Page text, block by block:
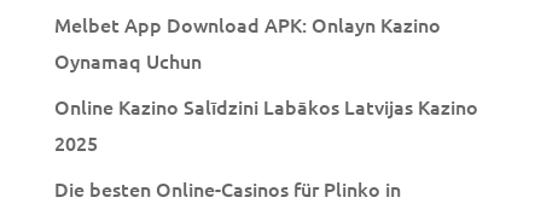
Melbet App Download APK: Onlayn Kazino
Oynamaq Uchun
Online Kazino Salīdzini Labākos Latvijas Kazino
2025
Die besten Online-Casinos für Plinko in